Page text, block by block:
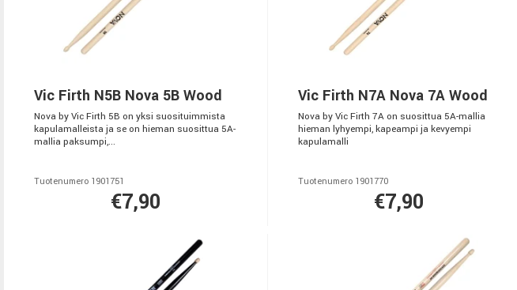
Vic Firth N5B Nova 5B Wood
Nova by Vic Firth 5B on yksi suosituimmista
kapulamalleista ja se on hieman suosittua 5A-
mallia paksumpi,...
Tuotenumero 1901751
€7,90
Vic Firth N7A Nova 7A Wood
Nova by Vic Firth 7A on suosittua 5A-mallia
hieman lyhyempi, kapeampi ja kevyempi
kapulamalli
Tuotenumero 1901770
€7,90